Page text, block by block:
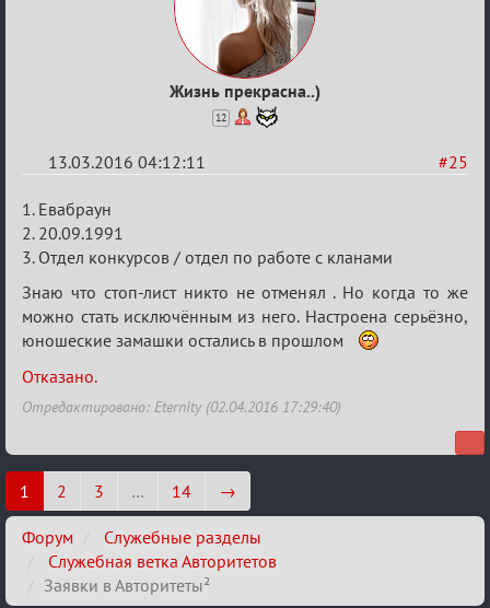
Жизнь прекрасна..)
12
#25
13.03.2016 04:12:11
Re:
Заявки
в
Авторитеты²
1. Евабраун
2. 20.09.1991
3. Отдел конкурсов / отдел по работе с кланами
Знаю что стоп-лист никто не отменял . Но когда то же
можно стать исключённым из него. Настроена серьёзно,
юношеские замашки остались в прошлом
Отказано.
Отредактировано: Eternity (02.04.2016 17:29:40)
1 2 3 … 14 →
Форум
Служебные разделы
Служебная ветка Авторитетов
Заявки в Авторитеты²